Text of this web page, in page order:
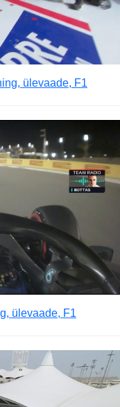
ülevaade, F1
ülevaade, F1